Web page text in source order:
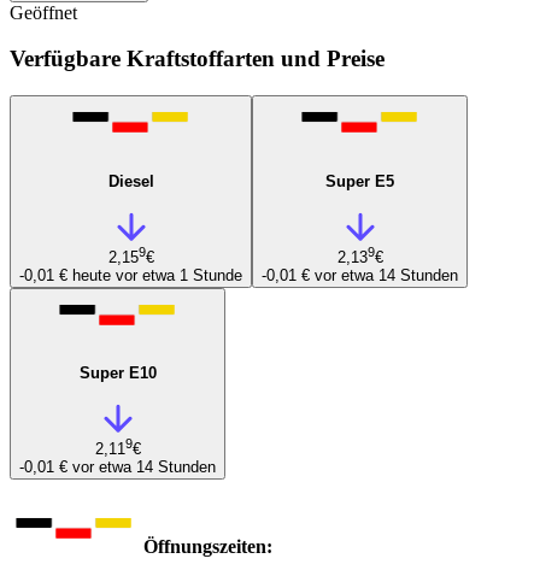
Geöffnet
Verfügbare Kraftstoffarten und Preise
Diesel
2,159€
-0,01 € heute vor etwa 1 Stunde
Super E5
2,139€
-0,01 € vor etwa 14 Stunden
Super E10
2,11 9€
-0,01 € vor etwa 14 Stunden
Öffnungszeiten: